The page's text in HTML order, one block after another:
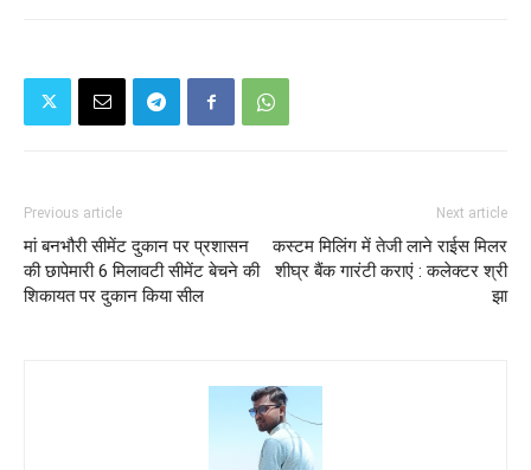
Previous article
मां बनभौरी सीमेंट दुकान पर प्रशासन
की छापेमारी 6 मिलावटी सीमेंट बेचने की
शिकायत पर दुकान किया सील
Next article
कस्टम मिलिंग में तेजी लाने राईस मिलर
शीघ्र बैंक गारंटी कराएं : कलेक्टर श्री
झा